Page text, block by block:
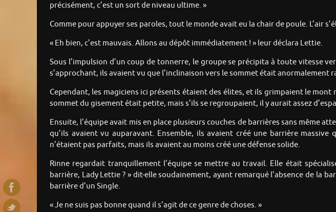
précisément, c’est un sort de niveau ultime. »
Comme pour appuyer ses paroles, tout le monde avait eu la chair de poule. L’air
« Eh bien, c’est mauvais. Allons au dépôt immédiatement ! » leur déclara Lettie.
Sous l’impulsion d’un coup de tonnerre, le groupe se précipita à toute vitesse
s’approchant, ils avaient vu que l’inclinaison vers le sommet était
Cependant, les magiciens ici présents étaient des élites, et ils grimpaient le
sommet du gisement était petite, mais s’ils se regroupaient, il y aurait assez
Ensuite, l’équipe avait mis en place plusieurs couches de barrières sans même
qu’ils avaient vu auparavant. Ensemble, ils avaient créé une barrière
n’étaient pas parfaits, mais ils avaient au moins créé une défense solide.
Rinne regardait tranquillement l’équipe se mettre au travail. Elle était
barrière, Lady Lettie ? » dit-elle soudainement, ayant remarqué l’absence de la
barrière d’un Single.
« Je ne suis pas bonne quand il s’agit de ce genre de choses. »